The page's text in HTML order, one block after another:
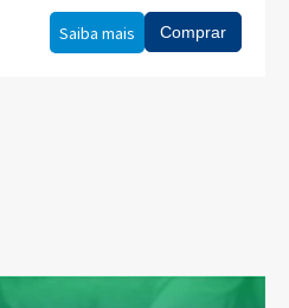
Saiba mais Comprar